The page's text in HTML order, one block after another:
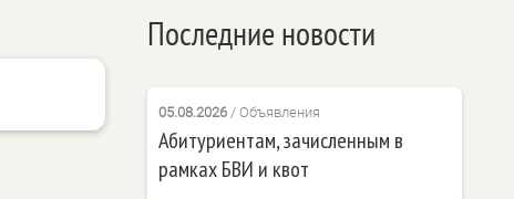
Последние новости
05.08.2026/ Объявления
Абитуриентам, зачисленным в
рамках БВИ и квот